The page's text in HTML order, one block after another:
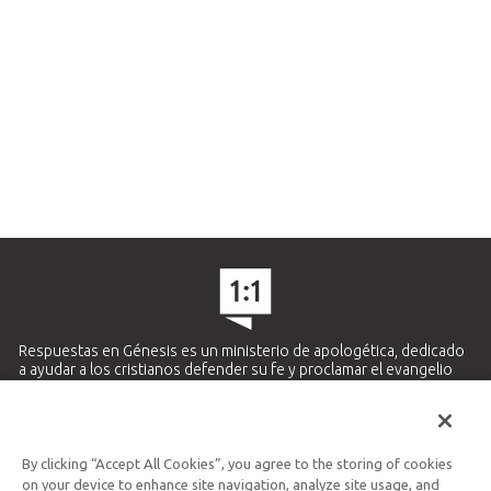
Respuestas en Génesis es un ministerio de apologética, dedicado
a ayudar a los cristianos defender su fe y proclamar el evangelio
Ministerio Hispano y Latinoamericano
By clicking “Accept All Cookies”, you agree to the storing of cookies
on your device to enhance site navigation, analyze site usage, and